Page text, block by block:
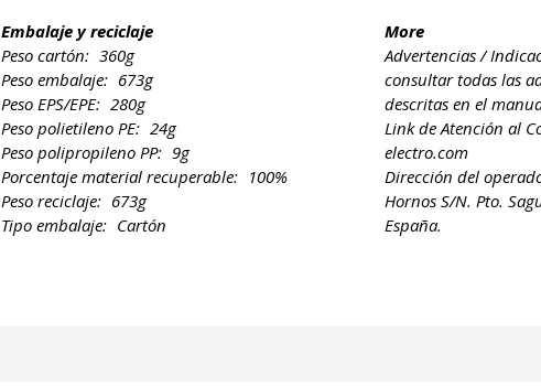
Embalaje y reciclaje
Peso cartón: 360g
Peso embalaje: 673g
Peso EPS/EPE: 280g
Peso polietileno PE: 24g
Peso polipropileno PP: 9g
Porcentaje material recuperable: 100%
Peso reciclaje: 673g
Tipo embalaje: Cartón
More
Advertencias /
consultar todas las
descritas en el
Link de Atención al
electro.com
Dirección del
Hornos S/N. Pto.
España.